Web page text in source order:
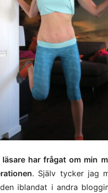
läsare har frågat om min
. Själv tycker jag
iblandat i andra